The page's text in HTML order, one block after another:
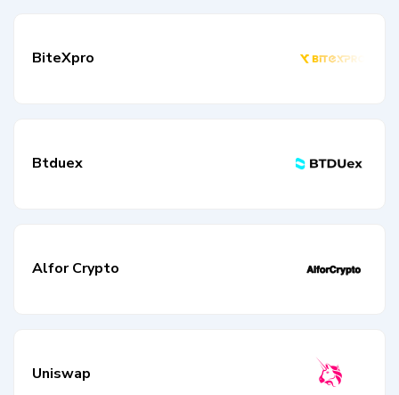
BiteXpro
Btduex
Alfor Crypto
Uniswap